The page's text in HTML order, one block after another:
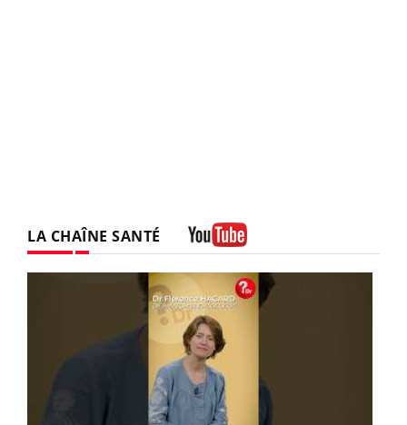
LA CHAÎNE SANTÉ